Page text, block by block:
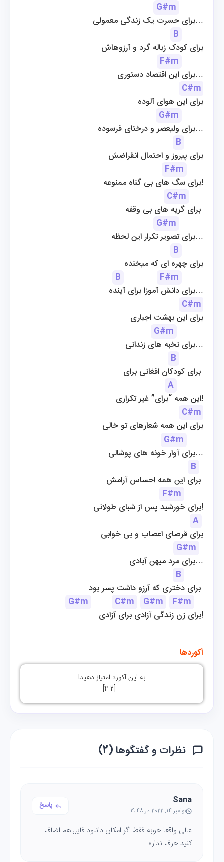
G#m
برای حسرت یک زندگی معمولی…
B
برای کودک زباله گرد و آرزوهاش
F#m
برای این اقتصاد دستوری…
C#m
برای این هوای آلوده
G#m
برای ولیعصر و درختای فرسوده…
B
برای پیروز و احتمال انقراضش
F#m
برای سگ های بی گناه ممنوعه!
C#m
G#m
برای تصویر تکرار این لحظه…
B
برای چهره ای که میخنده
B
F#m
برای دانش آموزا برای آینده…
C#m
برای این بهشت اجباری
G#m
برای نخبه های زندانی…
B
A
این همه “برای” غیر تکراری!
C#m
برای این همه شعارهای تو خالی
G#m
برای آوار خونه های پوشالی…
B
F#m
برای خورشید پس از شبای طولانی!
A
برای قرصای اعصاب و بی خوابی
G#m
برای مرد میهن آبادی…
B
G#m
C#m G#m
F#m
برای زن زندگی آزادی برای آزادی!
آکوردها
به این آکورد امتیاز دهید!
[
4.2
]
نظرات و گفتگوها (2)
Sana
نوامبر 14, 2022 در 19:48
پاسخ
عالی واقعا خوبه فقط اگر امکان دانلود فایل هم اضاف
کنید حرف نداره